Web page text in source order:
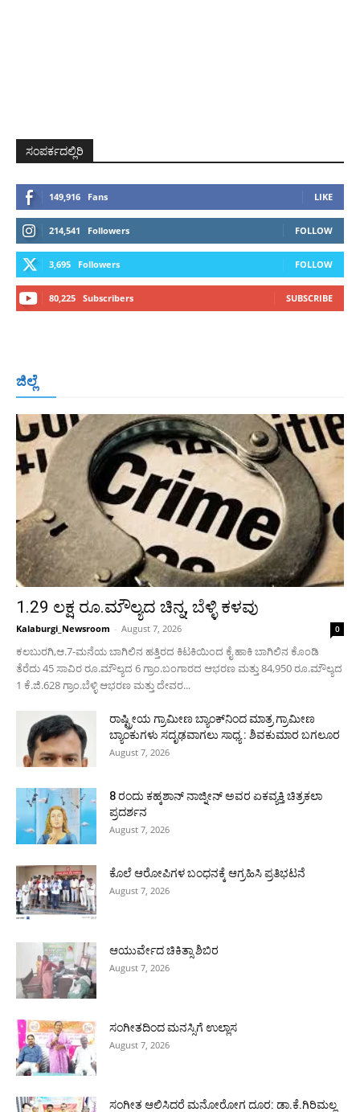
ಸಂಪರ್ಕದಲ್ಲಿರಿ
149,916 Fans LIKE
214,541 Followers FOLLOW
3,695 Followers FOLLOW
80,225 Subscribers SUBSCRIBE
ಜಿಲ್ಲೆ
More
1.29 ಲಕ್ಷ ರೂ.ಮೌಲ್ಯದ ಚಿನ್ನ, ಬೆಳ್ಳಿ ಕಳವು
Kalaburgi_Newsroom - August 7, 2026 0
ಕಲಬುರಗಿ,ಆ.7-ಮನೆಯ ಬಾಗಿಲಿನ ಹತ್ತಿರದ ಕಿಟಕಿಯಿಂದ ಕೈ ಹಾಕಿ ಬಾಗಿಲಿನ ಕೊಂಡಿ
ತೆರೆದು 45 ಸಾವಿರ ರೂ.ಮೌಲ್ಯದ 6 ಗ್ರಾಂ.ಬಂಗಾರದ ಆಭರಣ ಮತ್ತು 84,950 ರೂ.ಮೌಲ್ಯದ
1 ಕೆ.ಜಿ.628 ಗ್ರಾಂ.ಬೆಳ್ಳಿ ಆಭರಣ ಮತ್ತು ದೇವರ...
ರಾಷ್ಟ್ರೀಯ ಗ್ರಾಮೀಣ ಬ್ಯಾಂಕ್‍ನಿಂದ ಮಾತ್ರ ಗ್ರಾಮೀಣ
ಬ್ಯಾಂಕುಗಳು ಸದೃಢವಾಗಲು ಸಾಧ್ಯ : ಶಿವಕುಮಾರ ಬಗಲೂರ
August 7, 2026
8 ರಂದು ಕಹ್ಕಶಾನ್ ನಾಜ್ನೀನ್ ಅವರ ಏಕವ್ಯಕ್ತಿ ಚಿತ್ರಕಲಾ
ಪ್ರದರ್ಶನ
August 7, 2026
ಕೊಲೆ ಆರೋಪಿಗಳ ಬಂಧನಕ್ಕೆ ಆಗ್ರಹಿಸಿ ಪ್ರತಿಭಟನೆ
August 7, 2026
ಆಯುರ್ವೇದ ಚಿಕಿತ್ಸಾ ಶಿಬಿರ
August 7, 2026
ಸಂಗೀತದಿಂದ ಮನಸ್ಸಿಗೆ ಉಲ್ಲಾಸ
August 7, 2026
ಸಂಗೀತ ಆಲಿಸಿದರೆ ಮನೋರೋಗ ದೂರ: ಡಾ.ಕೆ.ಗಿರಿಮಲ್ಲ